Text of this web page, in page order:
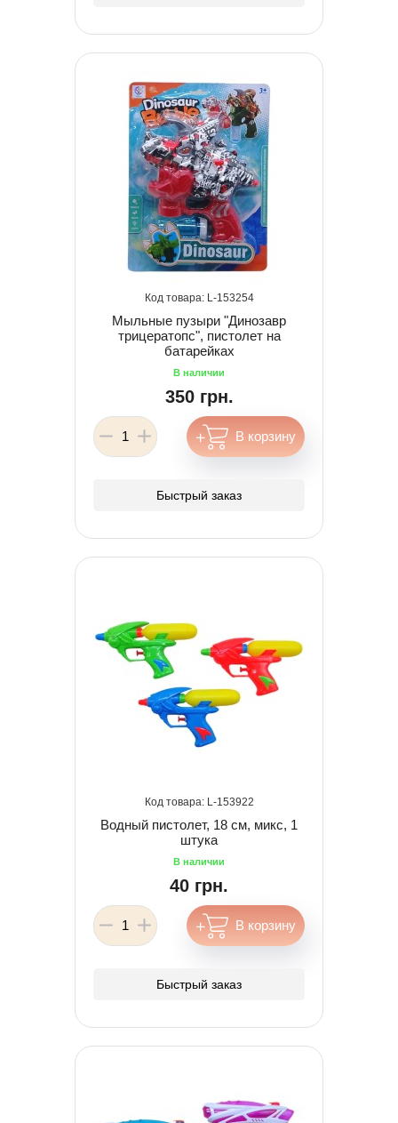
153254
Мыльные пузыри "Динозавр
трицератопс", пистолет на
батарейках
350 грн.
Быстрый заказ
153922
Водный пистолет, 18 см, микс, 1
штука
40 грн.
Быстрый заказ